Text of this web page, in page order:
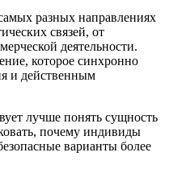
разных направлениях
связей, от
деятельности.
которое синхронно
и действенным
лучше понять сущность
почему индивиды
варианты более